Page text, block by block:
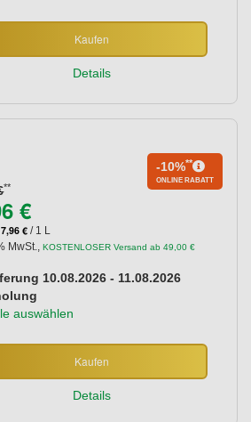
Kaufen
Details
**
-10%**
ONLINE RABATT
€
€ / 1 L
MwSt.,KOSTENLOSER Versand ab 49,00 €
10.08.2026 - 11.08.2026
auswählen
Kaufen
Details